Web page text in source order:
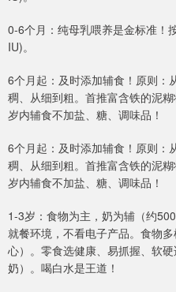
0-6个月：纯母乳喂养是金标准！
IU)。
6个月起：及时添加辅食！原则：
稠、从细到粗。首推富含铁的泥
岁内辅食不加盐、糖、调味品！
6个月起：及时添加辅食！原则：
稠、从细到粗。首推富含铁的泥
岁内辅食不加盐、糖、调味品！
1-3岁：食物为主，奶为辅（约
就餐环境，不看电子产品。食物
心）。零食选健康、易抓握、软
奶）。喝白水是王道！